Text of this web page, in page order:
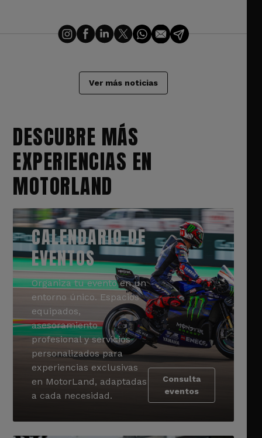
Ver más noticias
DESCUBRE MÁS
EXPERIENCIAS EN
MOTORLAND
CALENDARIO DE
EVENTOS
Organiza tu evento en un
entorno único. Espacios
equipados,
asesoramiento
profesional y servicios
personalizados para
experiencias exclusivas
en MotorLand, adaptadas
a cada necesidad.
Consulta
eventos